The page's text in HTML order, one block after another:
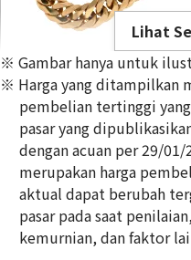
18K gold (K18) Kihei
356,8g
Referensi Harga Buyback
Rp 796.316.230
Lihat
※ Gambar hanya untuk
※ Harga yang ditampilkan
pembelian tertinggi
pasar yang
dengan acuan per 29/
merupakan harga
aktual dapat berubah
pasar pada saat
kemurnian, dan faktor